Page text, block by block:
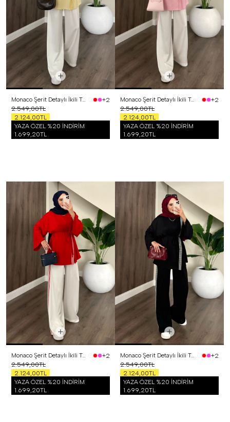
Monaco Şerit Detaylı İkili Takım Sarı
+2
2.549,00TL
2.124,00TL
YAZA ÖZEL %20 İNDİRİM
1.699,20TL
Monaco Şerit Detaylı İkili Takım Pembe
+2
2.549,00TL
2.124,00TL
YAZA ÖZEL %20 İNDİRİM
1.699,20TL
Monaco Şerit Detaylı İkili Takım Kırmızı
+2
2.549,00TL
2.124,00TL
YAZA ÖZEL %20 İNDİRİM
1.699,20TL
Monaco Şerit Detaylı İkili Takım Siyah
+2
2.549,00TL
2.124,00TL
YAZA ÖZEL %20 İNDİRİM
1.699,20TL